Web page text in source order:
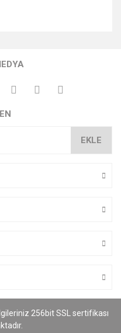
EKLE
256bit SSL sertifikası